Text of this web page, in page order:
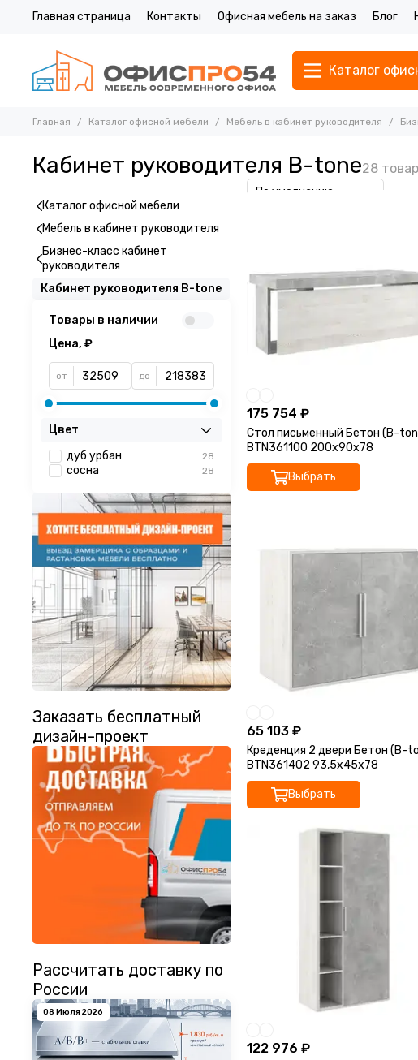
Главная страница Контакты Офисная мебель на заказ Блог
Каталог
Главная Каталог офисной мебели Мебель в кабинет руководителя
Кабинет руководителя B-tone
175 754 ₽
Стол письменный Бетон (B-
BTN361100 200x90x78
Выбрать
65 103 ₽
Креденция 2 двери Бетон (B-
BTN361402 93,5x45x78
Выбрать
122 976 ₽
Каталог офисной мебели
Мебель в кабинет руководителя
Бизнес-класс кабинет
руководителя
Кабинет руководителя B-tone
Товары в наличии
Цена, ₽
от до
Цвет
дуб урбан
28
сосна 28
Заказать бесплатный
дизайн-проект
Рассчитать доставку по
России
08 Июля 2026